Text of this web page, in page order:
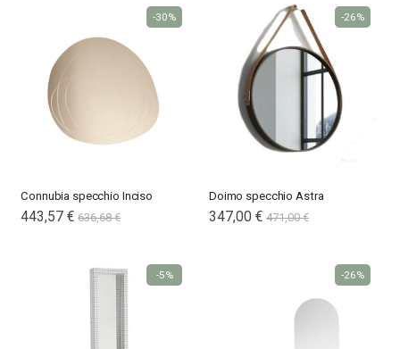
Connubia specchio Inciso
443,57 € 636,68 €
-30%
Doimo specchio Astra
347,00 € 471,00 €
-26%
-5% -26%